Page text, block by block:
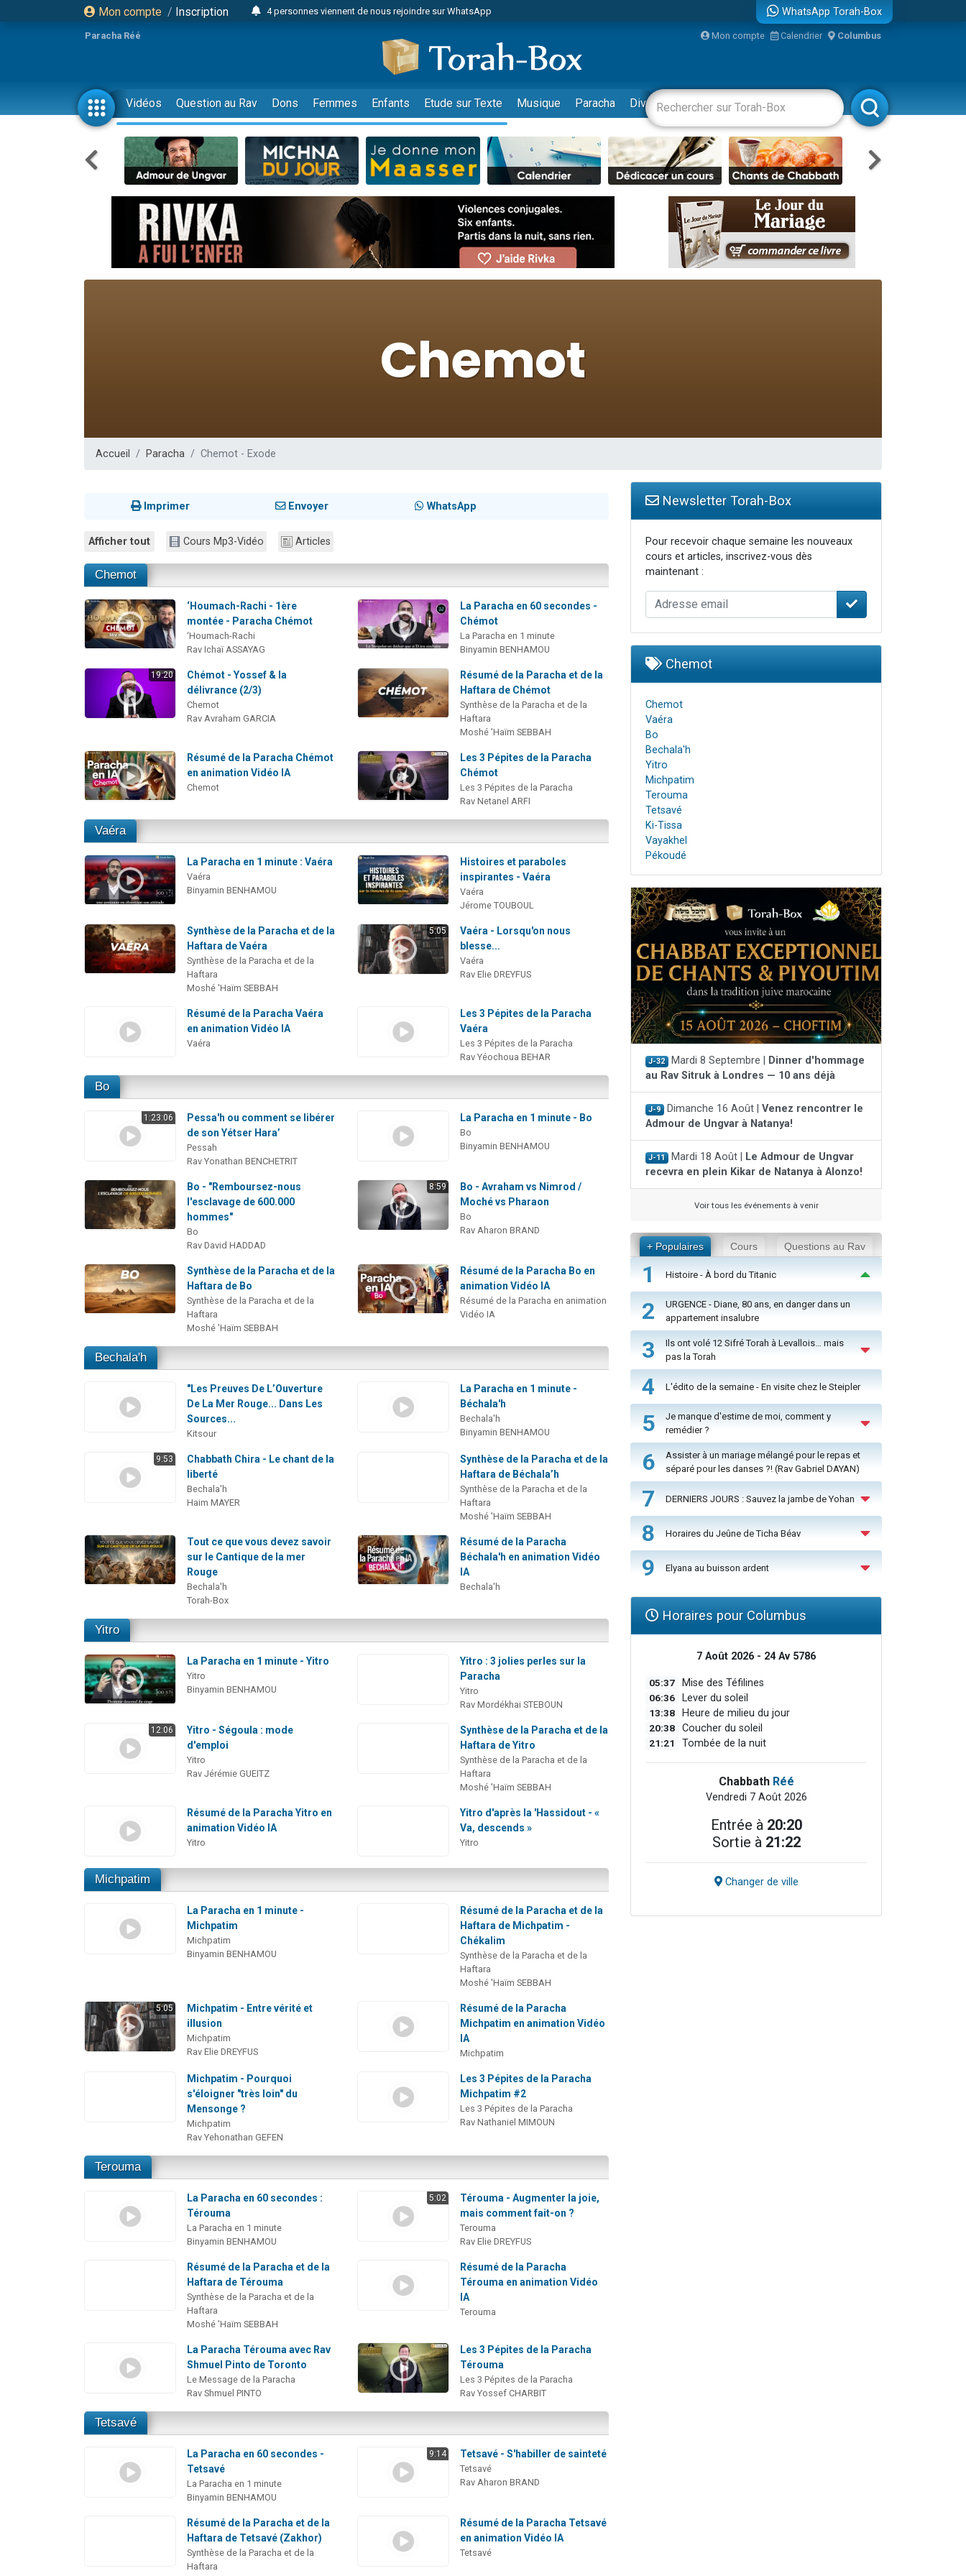
Mon compte / Inscription
4 personnes viennent de nous rejoindre sur WhatsApp
Odaya vient de donner son Maasser
3 personnes viennent de faire un don pour 5 jours de vacances aux Orphelins
3 personnes viennent de faire un don pour Diane, 80 ans, dans un appartement insalubre
13 personnes viennent de demander une bénédiction
2 personnes viennent de nous rejoindre sur WhatsApp
30 personnes viennent de faire un don pour Sauvez la jambe de Yohan
Il reste 49 places pour étudier en groupe sur Zoom
12 nouvelles musiques dans Torah-Box Music
3 personnes viennent de nous rejoindre sur WhatsApp
2 personnes viennent de nous rejoindre sur WhatsApp
3 personnes viennent de nous rejoindre sur WhatsApp
61 personnes viennent de demander une bénédiction
Ariel vient de donner son Maasser
WhatsApp Torah-Box
Paracha Réé Mon compte Calendrier Columbus
Vidéos Question au Rav Dons Femmes Enfants Etude sur Texte Musique Paracha Divertissements Livres Rabbanim
Accueil Paracha Chemot - Exode
Imprimer Envoyer WhatsApp
Afficher tout Cours Mp3-Vidéo Articles
Chemot
‘Houmach-Rachi - 1ère
montée - Paracha Chémot
‘Houmach-Rachi
Rav Ichaï ASSAYAG
La Paracha en 60 secondes -
Chémot
La Paracha en 1 minute
Binyamin BENHAMOU
19:20
Chémot - Yossef & la
délivrance (2/3)
Chemot
Rav Avraham GARCIA
Résumé de la Paracha et de la
Haftara de Chémot
Synthèse de la Paracha et de la
Haftara
Moshé 'Haïm SEBBAH
Résumé de la Paracha Chémot
en animation Vidéo IA
Chemot
Les 3 Pépites de la Paracha
Chémot
Les 3 Pépites de la Paracha
Rav Netanel ARFI
Vaéra
La Paracha en 1 minute : Vaéra
Vaéra
Binyamin BENHAMOU
Histoires et paraboles
inspirantes - Vaéra
Vaéra
Jérome TOUBOUL
Synthèse de la Paracha et de la
Haftara de Vaéra
Synthèse de la Paracha et de la
Haftara
Moshé 'Haïm SEBBAH
5:05
Vaéra - Lorsqu'on nous
blesse...
Vaéra
Rav Elie DREYFUS
Résumé de la Paracha Vaéra
en animation Vidéo IA
Vaéra
Les 3 Pépites de la Paracha
Vaéra
Les 3 Pépites de la Paracha
Rav Yéochoua BEHAR
Bo
1:23:06
Pessa'h ou comment se libérer
de son Yétser Hara’
Pessah
Rav Yonathan BENCHETRIT
La Paracha en 1 minute - Bo
Bo
Binyamin BENHAMOU
Bo - "Remboursez-nous
l'esclavage de 600.000
hommes"
Bo
Rav David HADDAD
8:59
Bo - Avraham vs Nimrod /
Moché vs Pharaon
Bo
Rav Aharon BRAND
Synthèse de la Paracha et de la
Haftara de Bo
Synthèse de la Paracha et de la
Haftara
Moshé 'Haïm SEBBAH
Résumé de la Paracha Bo en
animation Vidéo IA
Résumé de la Paracha en animation
Vidéo IA
Bechala'h
"Les Preuves De L’Ouverture
De La Mer Rouge... Dans Les
Sources...
Kitsour
La Paracha en 1 minute -
Béchala'h
Bechala'h
Binyamin BENHAMOU
9:53
Chabbath Chira - Le chant de la
liberté
Bechala'h
Haim MAYER
Synthèse de la Paracha et de la
Haftara de Béchala’h
Synthèse de la Paracha et de la
Haftara
Moshé 'Haïm SEBBAH
Tout ce que vous devez savoir
sur le Cantique de la mer
Rouge
Bechala'h
Torah-Box
Résumé de la Paracha
Béchala'h en animation Vidéo
IA
Bechala'h
Yitro
La Paracha en 1 minute - Yitro
Yitro
Binyamin BENHAMOU
Yitro : 3 jolies perles sur la
Paracha
Yitro
Rav Mordékhai STEBOUN
12:06
Yitro - Ségoula : mode
d'emploi
Yitro
Rav Jérémie GUEITZ
Synthèse de la Paracha et de la
Haftara de Yitro
Synthèse de la Paracha et de la
Haftara
Moshé 'Haïm SEBBAH
Résumé de la Paracha Yitro en
animation Vidéo IA
Yitro
Yitro d'après la 'Hassidout - «
Va, descends »
Yitro
Michpatim
La Paracha en 1 minute -
Michpatim
Michpatim
Binyamin BENHAMOU
Résumé de la Paracha et de la
Haftara de Michpatim -
Chékalim
Synthèse de la Paracha et de la
Haftara
Moshé 'Haïm SEBBAH
5:05
Michpatim - Entre vérité et
illusion
Michpatim
Rav Elie DREYFUS
Résumé de la Paracha
Michpatim en animation Vidéo
IA
Michpatim
Michpatim - Pourquoi
s'éloigner "très loin" du
Mensonge ?
Michpatim
Rav Yehonathan GEFEN
Les 3 Pépites de la Paracha
Michpatim #2
Les 3 Pépites de la Paracha
Rav Nathaniel MIMOUN
Terouma
La Paracha en 60 secondes :
Térouma
La Paracha en 1 minute
Binyamin BENHAMOU
5:02
Térouma - Augmenter la joie,
mais comment fait-on ?
Terouma
Rav Elie DREYFUS
Résumé de la Paracha et de la
Haftara de Térouma
Synthèse de la Paracha et de la
Haftara
Moshé 'Haïm SEBBAH
Résumé de la Paracha
Térouma en animation Vidéo
IA
Terouma
La Paracha Térouma avec Rav
Shmuel Pinto de Toronto
Le Message de la Paracha
Rav Shmuel PINTO
Les 3 Pépites de la Paracha
Térouma
Les 3 Pépites de la Paracha
Rav Yossef CHARBIT
Tetsavé
La Paracha en 60 secondes -
Tetsavé
La Paracha en 1 minute
Binyamin BENHAMOU
9:14 Tetsavé - S'habiller de sainteté
Tetsavé
Rav Aharon BRAND
Résumé de la Paracha et de la
Haftara de Tetsavé (Zakhor)
Synthèse de la Paracha et de la
Haftara
Résumé de la Paracha Tetsavé
en animation Vidéo IA
Tetsavé
Newsletter Torah-Box
Pour recevoir chaque semaine les nouveaux
cours et articles, inscrivez-vous dès
maintenant :
Chemot
Chemot
Vaéra
Bo
Bechala'h
Yitro
Michpatim
Terouma
Tetsavé
Ki-Tissa
Vayakhel
Pékoudé
J-32 Mardi 8 Septembre |
Dinner d'hommage
au Rav Sitruk à Londres — 10 ans déjà
J-9 Dimanche 16 Août | Venez rencontrer le
Admour de Ungvar à Natanya!
J-11 Mardi 18 Août |
Le Admour de Ungvar
recevra en plein Kikar de Natanya à Alonzo!
Voir tous les événements à venir
+ Populaires Cours Questions au Rav
1 Histoire - À bord du Titanic
2
URGENCE - Diane, 80 ans, en danger dans un
appartement insalubre
3
Ils ont volé 12 Sifré Torah à Levallois… mais
pas la Torah
4 L'édito de la semaine - En visite chez le Steipler
5
Je manque d'estime de moi, comment y
remédier ?
6
Assister à un mariage mélangé pour le repas et
séparé pour les danses ?! (Rav Gabriel DAYAN)
7 DERNIERS JOURS : Sauvez la jambe de Yohan
8 Horaires du Jeûne de Ticha Béav
9 Elyana au buisson ardent
Horaires pour Columbus
7 Août 2026 - 24 Av 5786
05:37 Mise des Téfilines
06:36 Lever du soleil
13:38 Heure de milieu du jour
20:38 Coucher du soleil
21:21 Tombée de la nuit
Chabbath Réé
Vendredi 7 Août 2026
Entrée à 20:20
Sortie à 21:22
Changer de ville